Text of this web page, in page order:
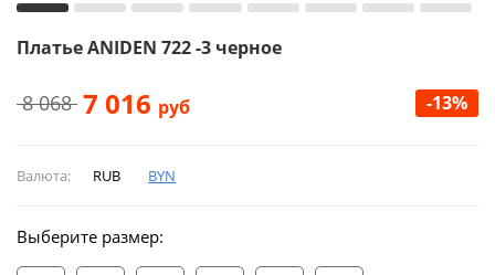
Платье ANIDEN 722 -3 черное
8 068 7 016 руб -13%
Валюта: RUB BYN
Выберите размер: